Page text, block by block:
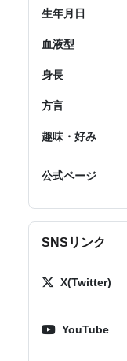
生年月日
血液型
身長
方言
趣味・好み
公式ページ
SNSリンク
X(Twitter)
YouTube